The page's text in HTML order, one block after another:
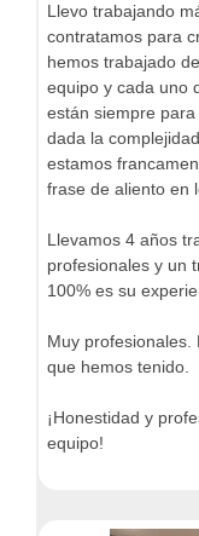
Llevo trabajando
contratamos para
hemos trabajado
equipo y cada uno
están siempre
dada la
estamos
frase de aliento en
Llevamos 4 años
profesionales y un
100% es su
Muy profesionales.
que hemos tenido.
¡Honestidad y
equipo!